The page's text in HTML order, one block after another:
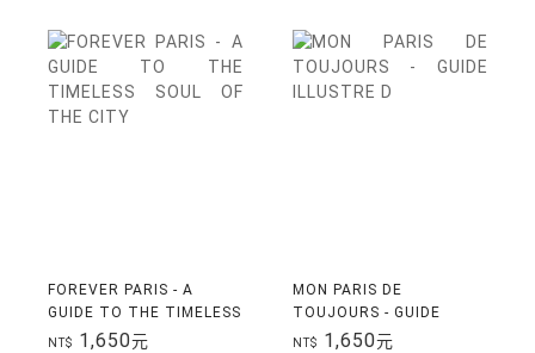
FOREVER PARIS - A
GUIDE TO THE TIMELESS
SOUL OF THE CITY
NT$ 1,650元
MON PARIS DE
TOUJOURS - GUIDE
ILLUSTRE D'ADRESSES
NT$ 1,650元